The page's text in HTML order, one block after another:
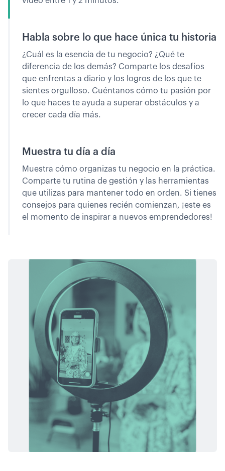
Habla sobre lo que hace única tu historia
¿Cuál es la esencia de tu negocio? ¿Qué te
diferencia de los demás? Comparte los desafíos
que enfrentas a diario y los logros de los que te
sientes orgulloso. Cuéntanos cómo tu pasión por
lo que haces te ayuda a superar obstáculos y a
crecer cada día más.
Muestra tu día a día
Muestra cómo organizas tu negocio en la práctica.
Comparte tu rutina de gestión y las herramientas
que utilizas para mantener todo en orden. Si tienes
consejos para quienes recién comienzan, ¡este es
el momento de inspirar a nuevos emprendedores!